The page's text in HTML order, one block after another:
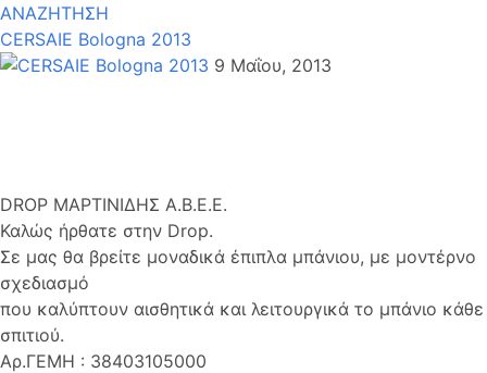
ΑΝΑΖΗΤΗΣΗ
CERSAIE Bologna 2013
9 Μαΐου, 2013
DROP ΜΑΡΤΙΝΙΔΗΣ Α.Β.Ε.Ε.
Καλώς ήρθατε στην Drop.
Σε μας θα βρείτε μοναδικά έπιπλα μπάνιου, με μοντέρνο
σχεδιασμό
που καλύπτουν αισθητικά και λειτουργικά το μπάνιο κάθε
σπιτιού.
Αρ.ΓΕΜΗ : 38403105000